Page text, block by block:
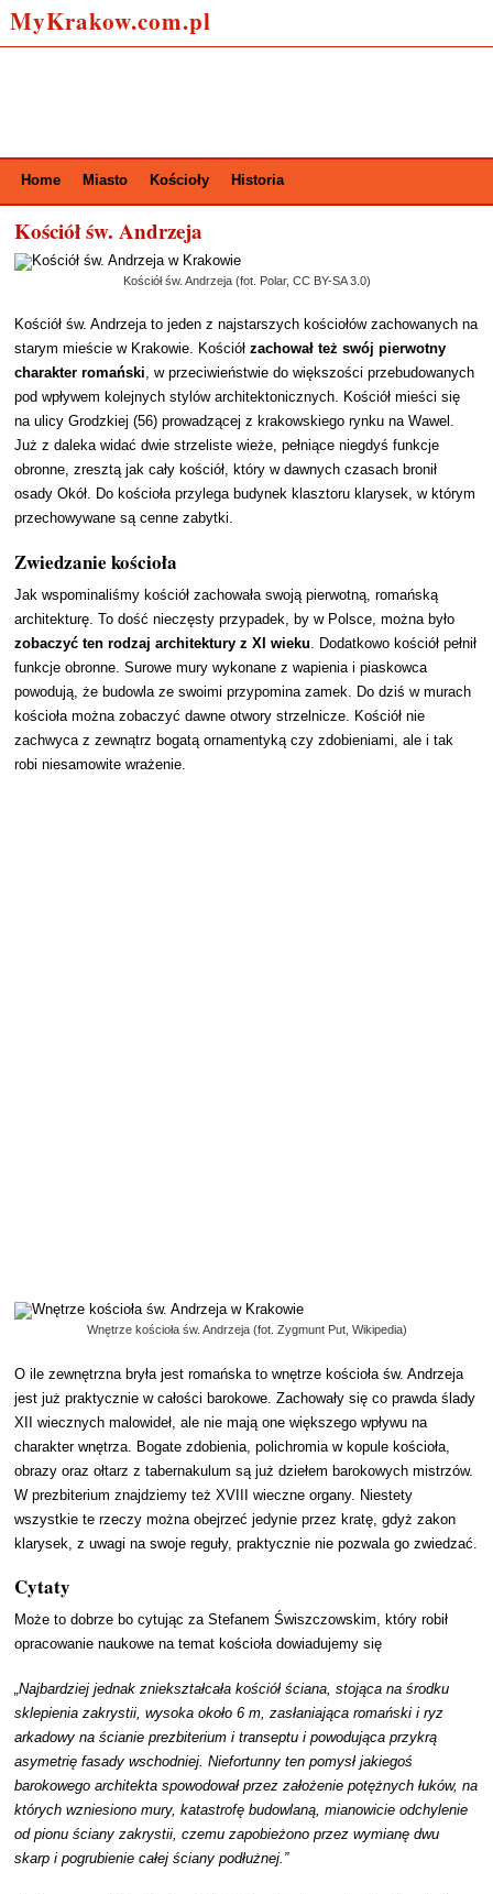
MyKrakow.com.pl
Home Miasto Kościoły Historia
Kościół św. Andrzeja
Kościół św. Andrzeja (fot. Polar, CC BY-SA 3.0)
Kościół św. Andrzeja to jeden z najstarszych kościołów zachowanych na
starym mieście w Krakowie. Kościółzachował też swój pierwotny
charakter romański, w przeciwieństwie do większości przebudowanych
pod wpływem kolejnych stylów architektonicznych. Kościół mieści się
na ulicy Grodzkiej (56) prowadzącej z krakowskiego rynku na Wawel.
Już z daleka widać dwie strzeliste wieże, pełniące niegdyś funkcje
obronne, zresztą jak cały kościół, który w dawnych czasach bronił
osady Okół. Do kościoła przylega budynek klasztoru klarysek, w którym
przechowywane są cenne zabytki.
Zwiedzanie kościoła
Jak wspominaliśmy kościół zachowała swoją pierwotną, romańską
architekturę. To dość nieczęsty przypadek, by w Polsce, można było
zobaczyć ten rodzaj architektury z XI wieku . Dodatkowo kościół pełnił
funkcje obronne. Surowe mury wykonane z wapienia i piaskowca
powodują, że budowla ze swoimi przypomina zamek. Do dziś w murach
kościoła można zobaczyć dawne otwory strzelnicze. Kościół nie
zachwyca z zewnątrz bogatą ornamentyką czy zdobieniami, ale i tak
robi niesamowite wrażenie.
Wnętrze kościoła św. Andrzeja (fot. Zygmunt Put, Wikipedia)
O ile zewnętrzna bryła jest romańska to wnętrze kościoła św. Andrzeja
jest już praktycznie w całości barokowe. Zachowały się co prawda ślady
XII wiecznych malowideł, ale nie mają one większego wpływu na
charakter wnętrza. Bogate zdobienia, polichromia w kopule kościoła,
obrazy oraz ołtarz z tabernakulum są już dziełem barokowych mistrzów.
W prezbiterium znajdziemy też XVIII wieczne organy. Niestety
wszystkie te rzeczy można obejrzeć jedynie przez kratę, gdyż zakon
klarysek, z uwagi na swoje reguły, praktycznie nie pozwala go zwiedzać.
Cytaty
Może to dobrze bo cytując za Stefanem Świszczowskim, który robił
opracowanie naukowe na temat kościoła dowiadujemy się
„Najbardziej jednak zniekształcała kościół ściana, stojąca na środku
sklepienia zakrystii, wysoka około 6 m, zasłaniająca romański i ryz
arkadowy na ścianie prezbiterium i transeptu i powodująca przykrą
asymetrię fasady wschodniej. Niefortunny ten pomysł jakiegoś
barokowego architektaspowodował przez założenie potężnych łuków, na
których wzniesiono mury, katastrofę budowlaną,mianowicie odchylenie
od pionu ściany zakrystii, czemu zapobieżono przez wymianę dwu
skarp i pogrubienie całej ściany podłużnej.”